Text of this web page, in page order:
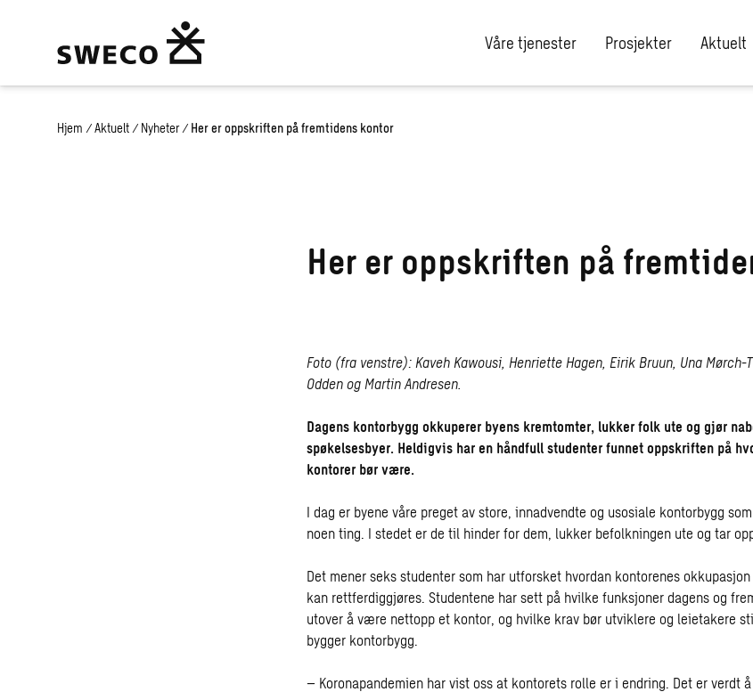
Våre tjenester Prosjekter Aktuelt
Hjem / Aktuelt / Nyheter / Her er oppskriften på fremtidens kontor
Her er oppskriften på
Foto (fra venstre): Kaveh Kawousi, Henriette Hagen, Eirik Bruun, Una Mørch-
Odden og Martin Andresen.
Dagens kontorbygg okkuperer byens kremtomter, lukker folk ute og gjør
spøkelsesbyer. Heldigvis har en håndfull studenter funnet oppskriften på
kontorer bør være.
I dag er byene våre preget av store, innadvendte og usosiale kontorbygg
noen ting. I stedet er de til hinder for dem, lukker befolkningen ute og tar
Det mener seks studenter som har utforsket hvordan kontorenes
kan rettferdiggjøres. Studentene har sett på hvilke funksjoner dagens og
utover å være nettopp et kontor, og hvilke krav bør utviklere og leietakere
bygger kontorbygg.
– Koronapandemien har vist oss at kontorets rolle er i endring. Det er verdt